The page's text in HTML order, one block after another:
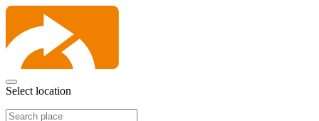
Select location